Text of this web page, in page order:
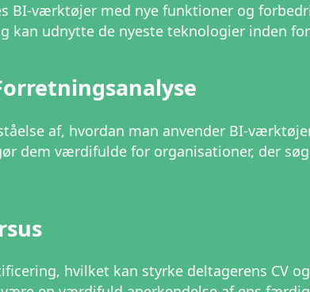
værktøjer med nye funktioner og
kan udnytte de nyeste teknologier inden
af, hvordan man anvender BI-
dem værdifulde for organisationer, der
hvilket kan styrke deltagerens CV